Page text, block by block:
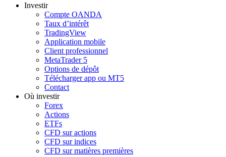
Investir
Compte OANDA
Taux d’intérêt
TradingView
Application mobile
Client professionnel
MetaTrader 5
Options de dépôt
Télécharger app ou MT5
Contact
Où investir
Forex
Actions
ETFs
CFD sur actions
CFD sur indices
CFD sur matières premières